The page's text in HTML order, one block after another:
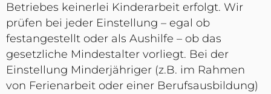
Betriebes keinerlei Kinderarbeit erfolgt. Wir
prüfen bei jeder Einstellung – egal ob
festangestellt oder als Aushilfe – ob das
gesetzliche Mindestalter vorliegt. Bei der
Einstellung Minderjähriger (z.B. im Rahmen
von Ferienarbeit oder einer Berufsausbildung)